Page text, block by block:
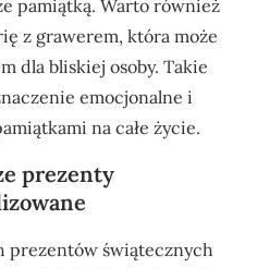
pamiątką. Warto również
z grawerem, która może
dla bliskiej osoby. Takie
emocjonalne i
na całe życie.
prezenty
prezentów świątecznych